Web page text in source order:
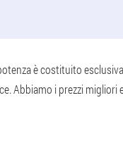
è costituito
Abbiamo i prezzi